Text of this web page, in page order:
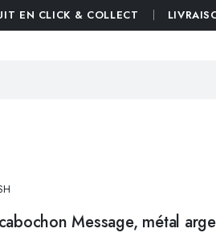
EN CLICK & COLLECT
PAMPILLES POLYMÈRES
Message, métal